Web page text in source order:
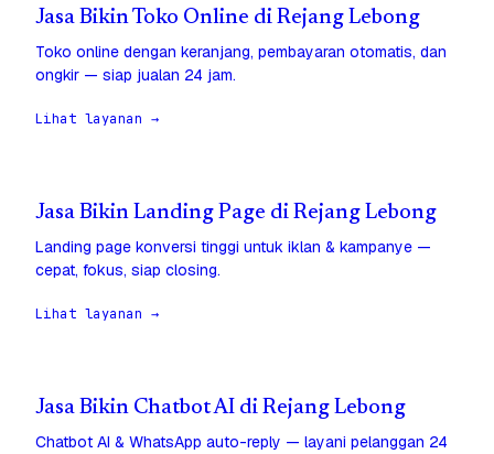
Jasa Bikin Toko Online di Rejang Lebong
Toko online dengan keranjang, pembayaran otomatis, dan
ongkir — siap jualan 24 jam.
Lihat layanan →
Jasa Bikin Landing Page di Rejang Lebong
Landing page konversi tinggi untuk iklan & kampanye —
cepat, fokus, siap closing.
Lihat layanan →
Jasa Bikin Chatbot AI di Rejang Lebong
Chatbot AI & WhatsApp auto-reply — layani pelanggan 24